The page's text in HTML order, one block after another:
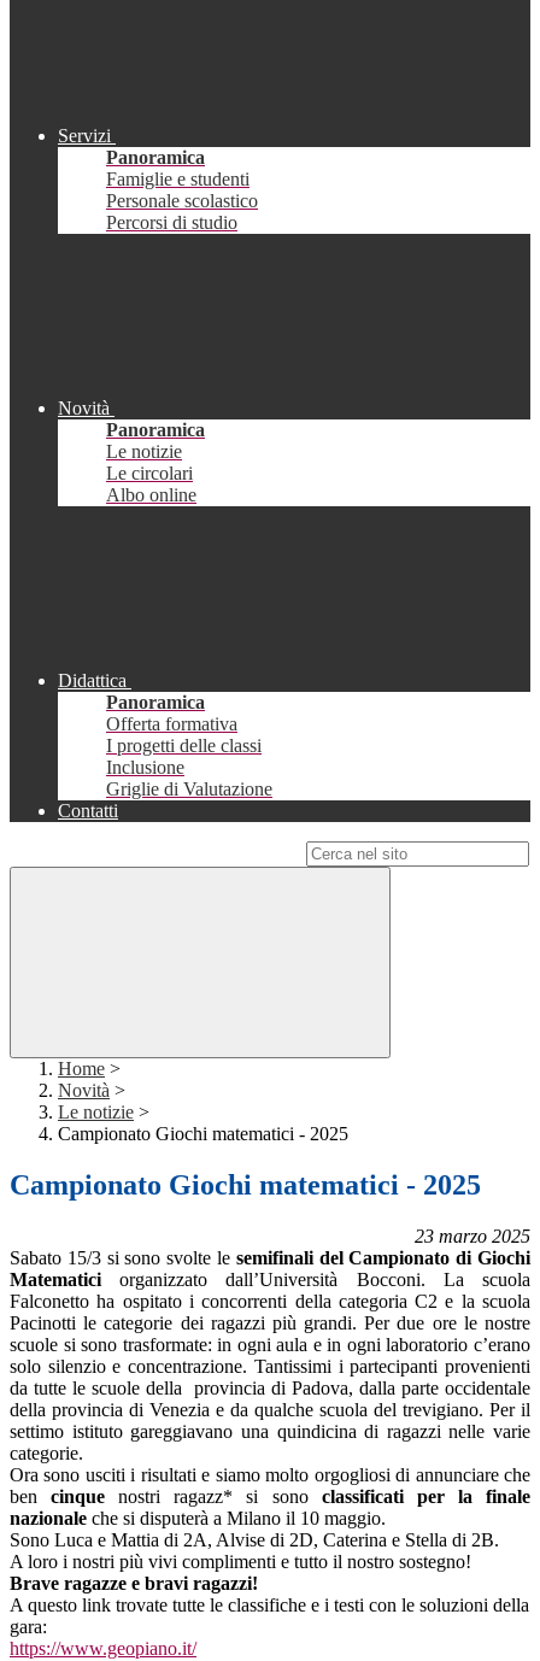
Servizi
Panoramica
Famiglie e studenti
Personale scolastico
Percorsi di studio
Novità
Panoramica
Le notizie
Le circolari
Albo online
Didattica
Panoramica
Offerta formativa
I progetti delle classi
Inclusione
Griglie di Valutazione
Contatti
Home >
Novità >
Le notizie >
Campionato Giochi matematici - 2025
Campionato Giochi matematici - 2025
23 marzo 2025
Sabato 15/3 si sono svolte le semifinali del Campionato di Giochi
Matematiciorganizzato dall’Università Bocconi. La scuola
Falconetto ha ospitato i concorrenti della categoria C2 e la scuola
Pacinotti le categorie dei ragazzi più grandi. Per due ore le nostre
scuole si sono trasformate: in ogni aula e in ogni laboratorio c’erano
solo silenzio e concentrazione. Tantissimi i partecipanti provenienti
da tutte le scuole della provincia di Padova, dalla parte occidentale
della provincia di Venezia e da qualche scuola del trevigiano. Per il
settimo istituto gareggiavano una quindicina di ragazzi nelle varie
categorie.
Ora sono usciti i risultati e siamo molto orgogliosi di annunciare che
ben
cinque nostri ragazz* si sono
classificati per la finale
nazionale che si disputerà a Milano il 10 maggio.
Sono Luca e Mattia di 2A, Alvise di 2D, Caterina e Stella di 2B.
A loro i nostri più vivi complimenti e tutto il nostro sostegno!
Brave ragazze e bravi ragazzi!
A questo link trovate tutte le classifiche e i testi con le soluzioni della
gara:
https://www.geopiano.it/